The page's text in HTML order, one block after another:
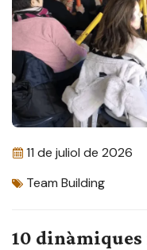
11 de juliol de 2026
Team Building
10